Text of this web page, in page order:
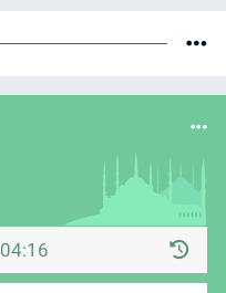
04:16